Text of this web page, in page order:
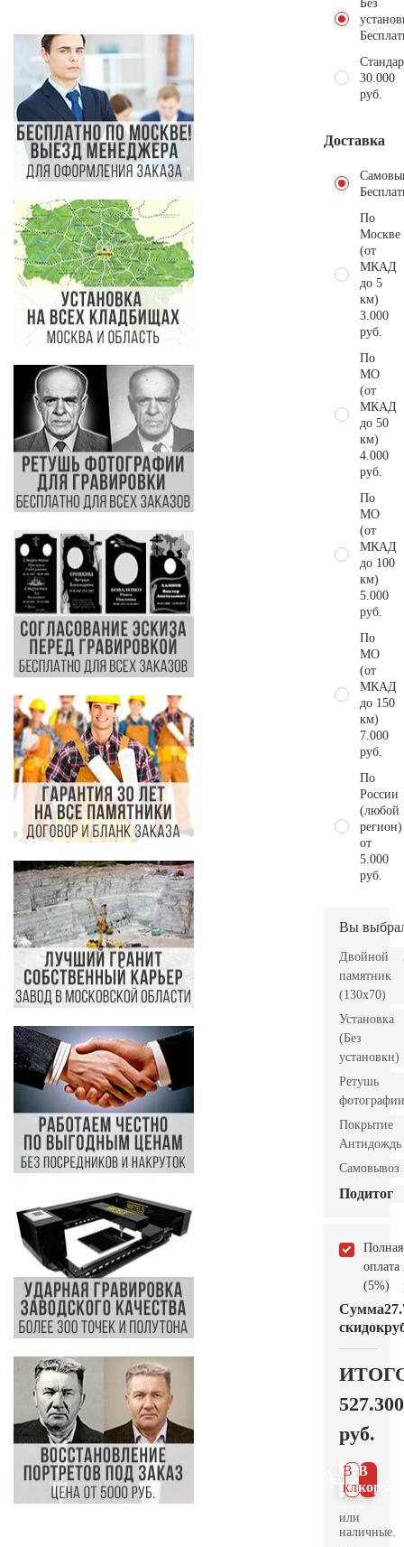
Без
30.000
руб.
Доставка
По
Москве
(от
МКАД
до 5
км)
3.000
руб.
По
МО
(от
МКАД
до 50
км)
4.000
руб.
По
МО
(от
МКАД
до 100
км)
5.000
руб.
По
МО
(от
МКАД
до 150
км)
7.000
руб.
По
России
(любой
регион)
от
5.000
руб.
Вы
Двойной
памятник
(130х70)
Установка
(Без
установки)
Ретушь
фотографии
Покрытие
Антидождь
Самовывоз
Подитог
Полная
оплата
(5%)
Сумма
скидок
527.300
руб.
В
В 1
клик
или
наличные.